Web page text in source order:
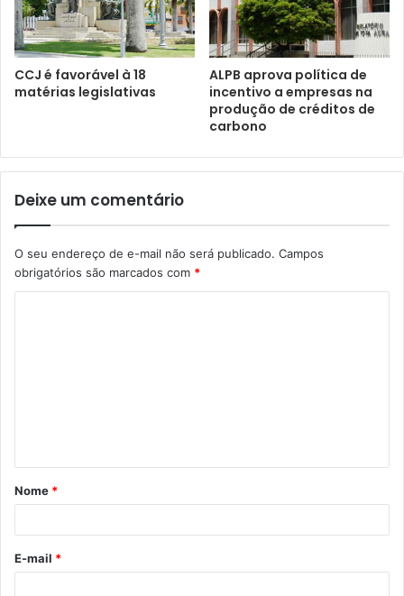
CCJ é favorável à 18
matérias legislativas
ALPB aprova política de
incentivo a empresas na
produção de créditos de
carbono
Deixe um comentário
O seu endereço de e-mail não será publicado. Campos
obrigatórios são marcados com *
Nome *
E-mail *